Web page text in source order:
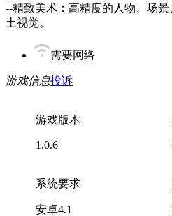
--精致美术：高精度的人物、场
土视觉。
需要网络
游戏信息投诉
游戏版本
1.0.6
系统要求
安卓4.1